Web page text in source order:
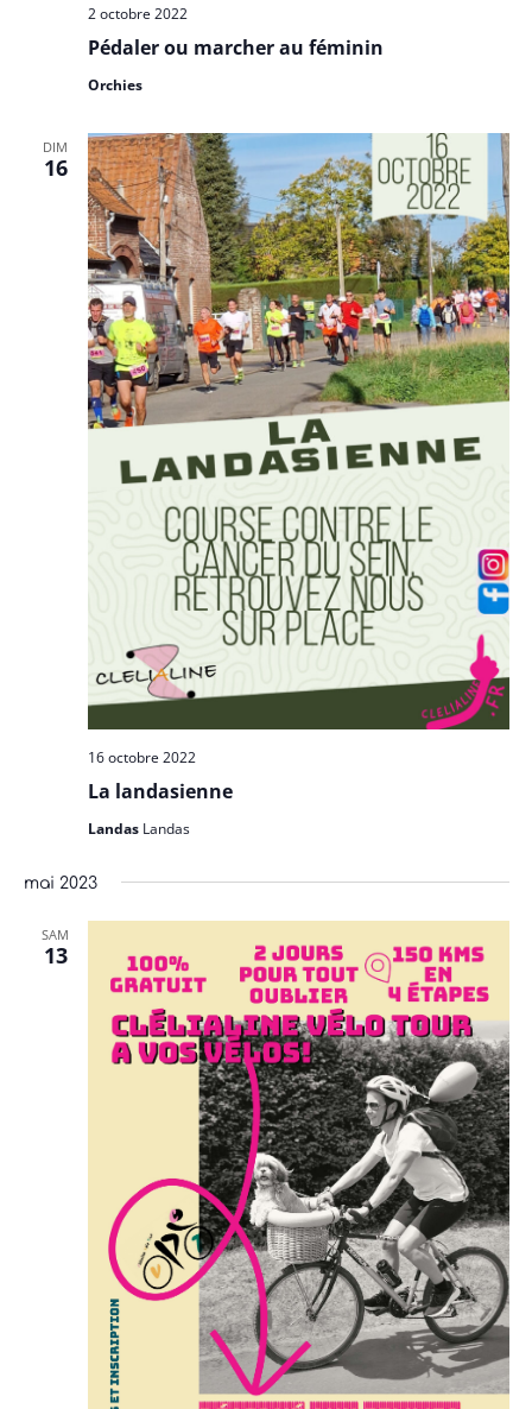
Pédaler ou marcher au féminin
2 octobre 2022
Orchies
DIM
16
La landasienne
16 octobre 2022
Landas Landas
mai 2023
SAM
13